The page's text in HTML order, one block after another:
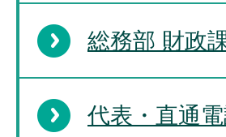
総務部 財政
代表・直通